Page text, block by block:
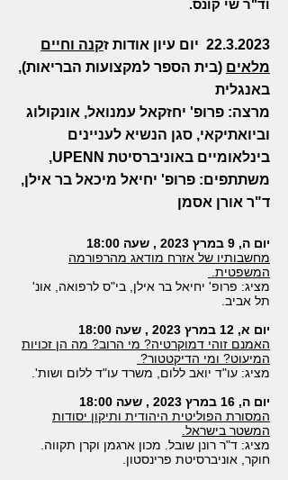
וד"ר שי קונס.
22.3.2023 יום עיון אודות זקנה וחיים
מלאים (בית הספר למקצועות הבריאות),
באנגלית
מרצה: פרופ' יחזקאל עמנואל, אונקולוג
וביואתיקאי, סגן הנשיא לעניינים
בינלאומיים באוניברסיטת UPENN,
משתתפים: פרופ' יחיאל מיכאל בר אילן,
ד"ר אורן אסמן
יום ה, 9 במרץ 2023 , שעה 18:00
מחשבותיו של אזרח מודאג מהרפורמה
המשפטית.
מציג: פרופ' יחיאל בר אילן, בי"ס לרפואה, אונ'
תל אביב.
יום א, 12 במרץ 2023 , שעה 18:00
האמנם זוהי דמוקרטיה? מי הרוב? מה הן זכויות
המיעוט? ומי הדיקטטור?
מציג: עו"ד יואב ללום, משרד עו"ד ללום ושות'.
יום ה, 16 במרץ 2023 , שעה 18:00
המסורת הפוליטית היהודית ותיקון יסודות
המשטר בישראל.
מציג: ד"ר רונן שובל. מכון ארגמן וקרן תקווה.
חוקר, אוניברסיטת פרינסטון.